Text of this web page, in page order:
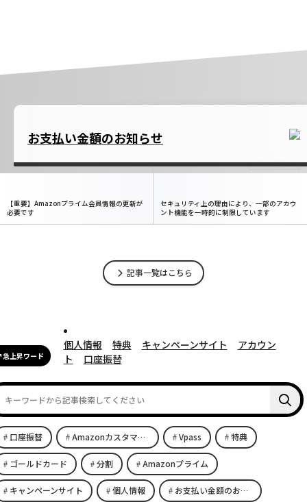
お支払い金額のお知らせ
前の記事
【重要】Amazonプライム会員情報の更新が
必要です
次の記事
セキュリティ上の理由により、一部のアカウ
ント機能を一時的に制限しています
記事一覧はこちら
急上昇ワード
個人情報 特典 キャンペーンサイト
アカウン
ト
口座振替
口座振替 Amazonカスタマーサービス Vpass 特典
ゴールドカード 分割 Amazonプライム
キャンペーンサイト 個人情報 お支払い金額のお知らせ